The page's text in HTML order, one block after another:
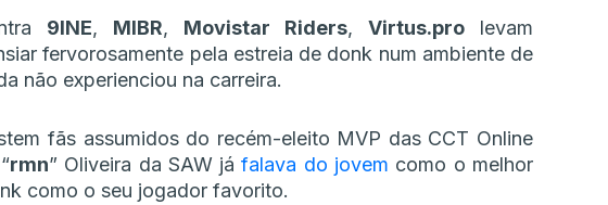
9INE, MIBR, Movistar Riders, Virtus.pro levam
fervorosamente pela estreia de donk num ambiente de
não experienciou na carreira.
fãs assumidos do recém-eleito MVP das CCT Online
rmn” Oliveira da SAW jáfalava do jovem como o melhor
como o seu jogador favorito.